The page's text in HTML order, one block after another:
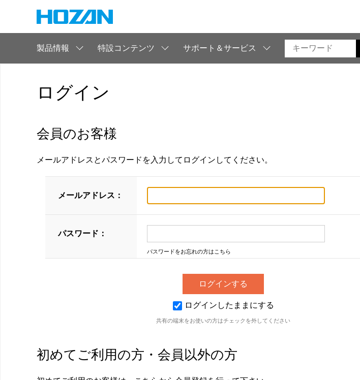
製品情報 特設コンテンツ サポート＆サービス
ログイン
会員のお客様
メールアドレスとパスワードを入力してログインしてください。
メールアドレス：
パスワード：
パスワードをお忘れの方はこちら
ログインしたままにする
共有の端末をお使いの方はチェックを外してください
初めてご利用の方・会員以外の方